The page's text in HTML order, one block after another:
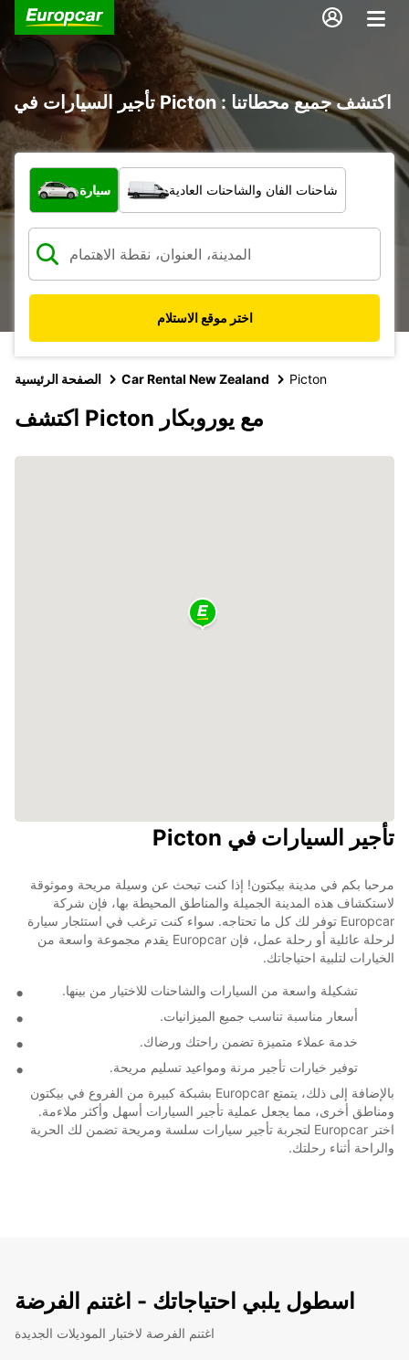
تأجير السيارات في Picton : اكتشف جميع محطاتنا
ما نوع المركبة؟
سيارة شاحنات الفان والشاحنات العادية
اختر موقع الاستلام
الصفحة الرئيسية Car Rental New Zealand Picton
اكتشف Picton مع يوروبكار
تأجير السيارات في Picton
مرحبا بكم في مدينة بيكتون! إذا كنت تبحث عن وسيلة مريحة وموثوقة
لاستكشاف هذه المدينة الجميلة والمناطق المحيطة بها، فإن شركة
Europcar توفر لك كل ما تحتاجه. سواء كنت ترغب في استئجار سيارة
لرحلة عائلية أو رحلة عمل، فإن Europcar يقدم مجموعة واسعة من
الخيارات لتلبية احتياجاتك.
تشكيلة واسعة من السيارات والشاحنات للاختيار من بينها.
أسعار مناسبة تناسب جميع الميزانيات.
خدمة عملاء متميزة تضمن راحتك ورضاك.
توفير خيارات تأجير مرنة ومواعيد تسليم مريحة.
بالإضافة إلى ذلك، يتمتع Europcar بشبكة كبيرة من الفروع في بيكتون
ومناطق أخرى، مما يجعل عملية تأجير السيارات أسهل وأكثر ملاءمة.
اختر Europcar لتجربة تأجير سيارات سلسة ومريحة تضمن لك الحرية
والراحة أثناء رحلتك.
اسطول يلبي احتياجاتك - اغتنم الفرضة
اغتنم الفرصة لاختبار الموديلات الجديدة